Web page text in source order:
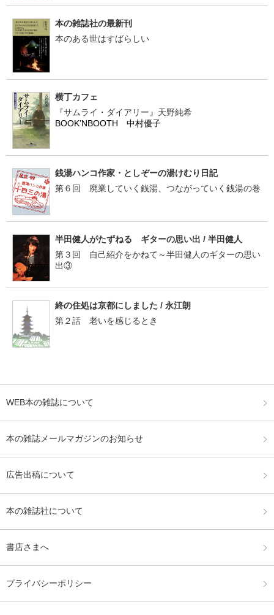
本の雑誌社の最新刊
本のある世はすばらしい
横丁カフェ
『サムライ・ダイアリー』天野純希
BOOK’NBOOTH 中村優子
銭湯ハンコ作家・としぞーの湯けむり日記
第６回 廃業していく銭湯、つながっていく銭湯の巻
半田健人がたずねる ギターの思い出 / 半田健人
第３回 自己紹介をかねて～半田健人のギターの思い
出③
終の住処は京都にしました / 永江朗
第２話 老いを感じるとき
WEB本の雑誌について
本の雑誌メールマガジンのお知らせ
広告出稿について
本の雑誌社について
書店さまへ
プライバシーポリシー